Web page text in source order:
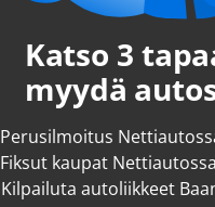
Katso 3
myydä
Perusilmoitus
Fiksut kaupat Nettiautossa
Kilpailuta autoliikkeet